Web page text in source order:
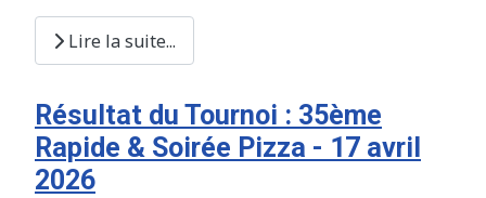
Lire la suite...
Résultat du Tournoi : 35ème
Rapide & Soirée Pizza - 17 avril
2026